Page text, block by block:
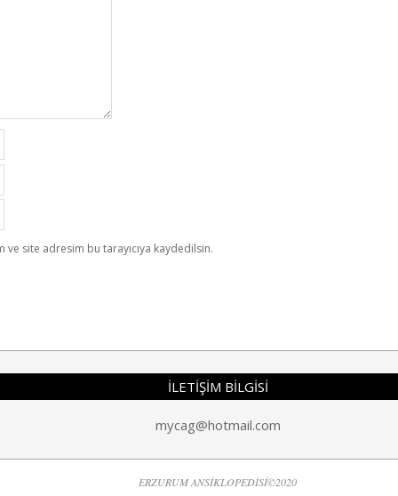
ve site adresim bu tarayıcıya kaydedilsin.
İLETİŞİM BİLGİSİ
mycag@hotmail.com
ERZURUM ANSİKLOPEDİSİ©2020